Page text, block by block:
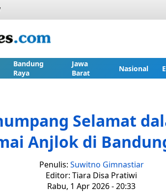
Bandung
Raya
Jawa
Barat
Nasional
Selamat
Anjlok di
Penulis: Suwitno Gimnastiar
Editor: Tiara Disa Pratiwi
Rabu, 1 Apr 2026 - 20:33